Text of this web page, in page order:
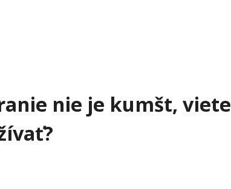
nie je kumšt, viete